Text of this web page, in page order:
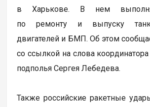
в Харькове. В нем
по ремонту и выпуску
двигателей и БМП. Об этом
со ссылкой на слова
подполья Сергея Лебедева.
Также российские ракетные